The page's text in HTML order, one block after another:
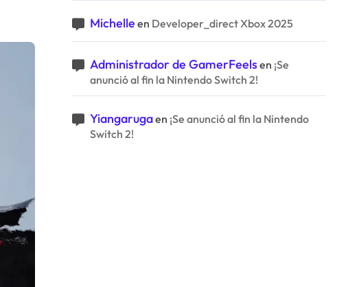
Michelleen Developer_direct Xbox 2025
Administrador de GamerFeelsen ¡Se
anunció al fin la Nintendo Switch 2!
Yiangarugaen ¡Se anunció al fin la Nintendo
Switch 2!